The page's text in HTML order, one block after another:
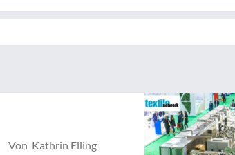
Von Kathrin Elling